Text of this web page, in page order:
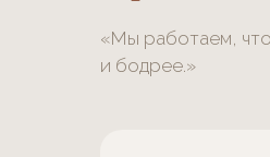
«Мы работаем,
и бодрее.»